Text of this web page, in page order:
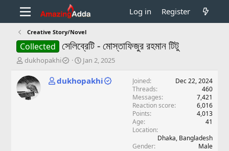
Log in Register
Creative Story/Novel
Collected সেলিব্রেটি - মোস্তাফিজুর রহমান টিটু
T
r
e
a
dukhopakhi
S
a
r
Jan 2, 2025
dukhopakhi Joined
Dec 22, 2024
Threads
460
Messages
7,421
Reaction score
6,016
Points
4,013
Age
41
Location
Dhaka, Bangladesh
Gender
Male